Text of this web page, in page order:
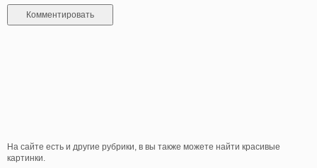
На сайте есть и другие рубрики, в вы также можете найти красивые
картинки.